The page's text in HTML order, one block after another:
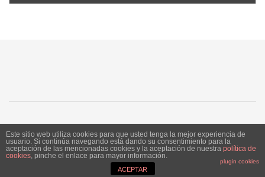
Siente Jerez 2020. Publicación bajo licencia CC
Este sitio web utiliza cookies para que usted tenga la mejor experiencia de
usuario. Si continúa navegando está dando su consentimiento para la
aceptación de las mencionadas cookies y la aceptación de nuestra política de
cookies, pinche el enlace para mayor información.
plugin cookies
ACEPTAR